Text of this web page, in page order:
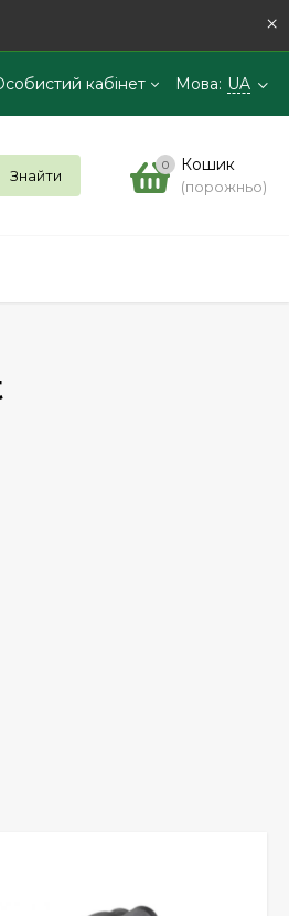
×
кабінет Мова: UA
Знайти
0 Кошик
(порожньо)